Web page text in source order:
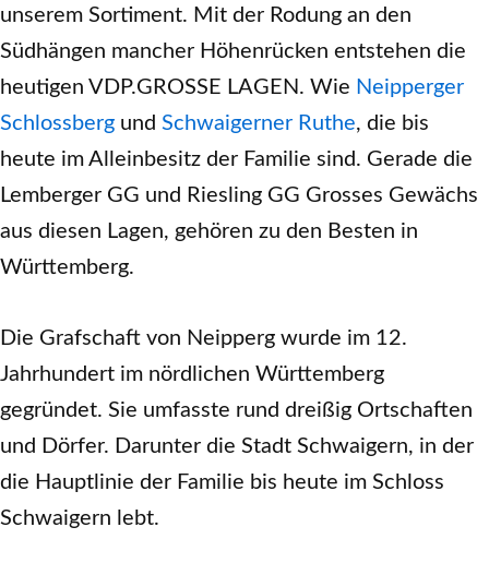
unserem Sortiment. Mit der Rodung an den
Südhängen mancher Höhenrücken entstehen die
heutigen VDP.GROSSE LAGEN. Wie Neipperger
Schlossberg und Schwaigerner Ruthe, die bis
heute im Alleinbesitz der Familie sind. Gerade die
Lemberger GG und Riesling GG Grosses Gewächs
aus diesen Lagen, gehören zu den Besten in
Württemberg.
Die Grafschaft von Neipperg wurde im 12.
Jahrhundert im nördlichen Württemberg
gegründet. Sie umfasste rund dreißig Ortschaften
und Dörfer. Darunter die Stadt Schwaigern, in der
die Hauptlinie der Familie bis heute im Schloss
Schwaigern lebt.